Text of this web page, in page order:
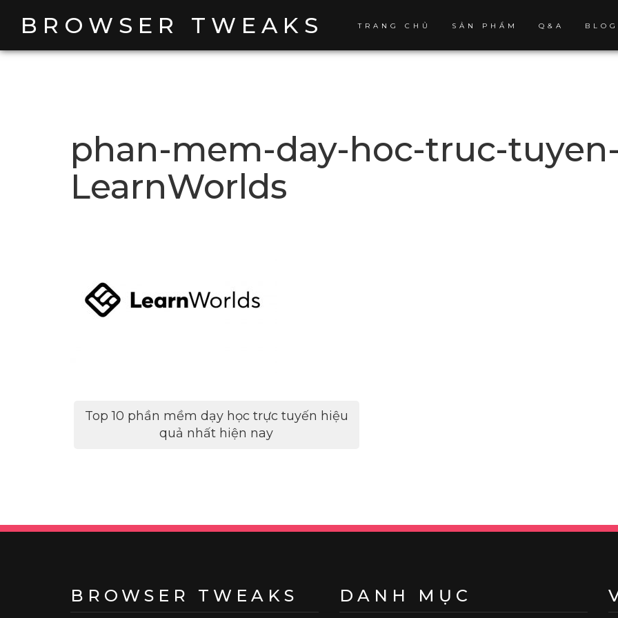
BROWSER TWEAKS TRANG CHỦ SẢN PHẨM Q&A BLOG
phan-mem-day-hoc-truc-tuyen-
LearnWorlds
Điều
hướng
Top 10 phần mềm dạy học trực tuyến hiệu
quả nhất hiện nay
BROWSER TWEAKS DANH MỤC